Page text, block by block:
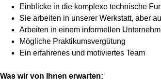
Einblicke in die komplexe technische
Sie arbeiten in unserer Werkstatt, aber
Arbeiten in einem informellen
Mögliche Praktikumsvergütung
Ein erfahrenes und motiviertes Team
Was wir von Ihnen erwarten: